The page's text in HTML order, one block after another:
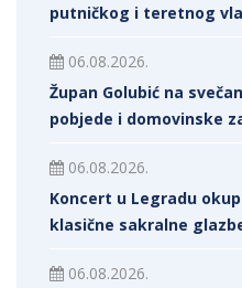
putničkog i teretnog
06.08.2026.
Župan Golubić na
pobjede i domovinske
06.08.2026.
Koncert u Legradu
klasične sakralne
06.08.2026.